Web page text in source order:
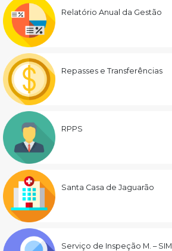
Relatório Anual da Gestão
Repasses e Transferências
RPPS
Santa Casa de Jaguarão
Serviço de Inspeção M. – SIM